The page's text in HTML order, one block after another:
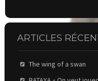
ARTICLES
The wing of a swan